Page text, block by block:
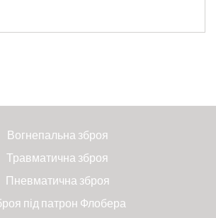
Вогнепальна зброя
Травматична зброя
Пневматична зброя
під патрон Флобера